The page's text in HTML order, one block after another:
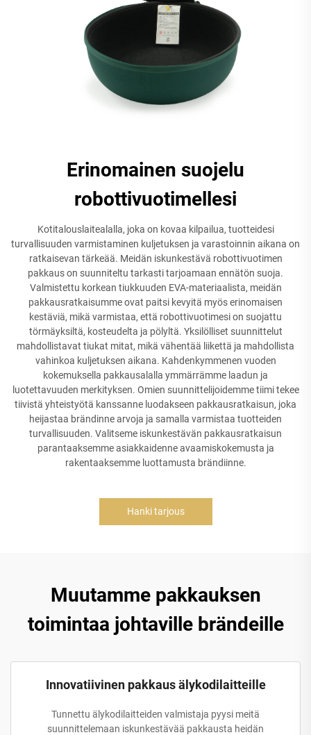
Erinomainen suojelu
robottivuotimellesi
Kotitalouslaitealalla, joka on kovaa kilpailua, tuotteidesi
turvallisuuden varmistaminen kuljetuksen ja varastoinnin aikana on
ratkaisevan tärkeää. Meidän iskunkestävä robottivuotimen
pakkaus on suunniteltu tarkasti tarjoamaan ennätön suoja.
Valmistettu korkean tiukkuuden EVA-materiaalista, meidän
pakkausratkaisumme ovat paitsi kevyitä myös erinomaisen
kestäviä, mikä varmistaa, että robottivuotimesi on suojattu
törmäyksiltä, kosteudelta ja pölyltä. Yksilölliset suunnittelut
mahdollistavat tiukat mitat, mikä vähentää liikettä ja mahdollista
vahinkoa kuljetuksen aikana. Kahdenkymmenen vuoden
kokemuksella pakkausalalla ymmärrämme laadun ja
luotettavuuden merkityksen. Omien suunnittelijoidemme tiimi tekee
tiivistä yhteistyötä kanssanne luodakseen pakkausratkaisun, joka
heijastaa brändinne arvoja ja samalla varmistaa tuotteiden
turvallisuuden. Valitseme iskunkestävän pakkausratkaisun
parantaaksemme asiakkaidenne avaamiskokemusta ja
rakentaaksemme luottamusta brändiinne.
Hanki tarjous
Muutamme pakkauksen
toimintaa johtaville brändeille
Innovatiivinen pakkaus älykodilaitteille
Tunnettu älykodilaitteiden valmistaja pyysi meitä
suunnittelemaan iskunkestävää pakkausta heidän